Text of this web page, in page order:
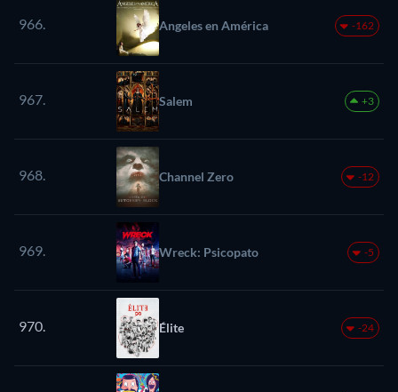
966. Angeles en América -162
967. Salem +3
968. Channel Zero -12
969. Wreck: Psicopato -5
970. Élite -24